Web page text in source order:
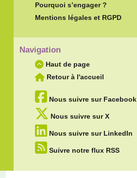
Pourquoi s’engager ?
Mentions légales et RGPD
Navigation
Haut de page
Retour à l'accueil
Nous suivre sur Facebook
Nous suivre sur X
Nous suivre sur LinkedIn
Suivre notre flux RSS